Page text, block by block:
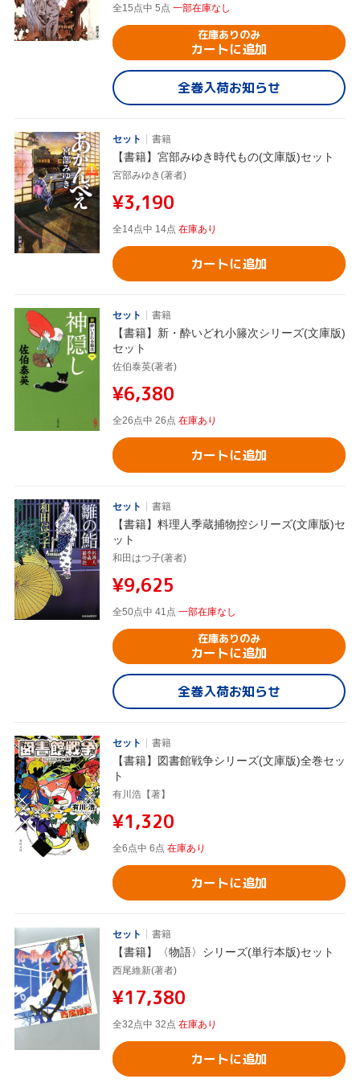
全15点中 5点 一部在庫なし
在庫ありのみ
カートに追加
全巻入荷お知らせ
セット 書籍
【書籍】宮部みゆき時代もの(文庫版)セット
宮部みゆき(著者)
¥3,190
全14点中 14点 在庫あり
カートに追加
セット 書籍
【書籍】新・酔いどれ小籐次シリーズ(文庫版)
セット
佐伯泰英(著者)
¥6,380
全26点中 26点 在庫あり
カートに追加
セット 書籍
【書籍】料理人季蔵捕物控シリーズ(文庫版)セ
ット
和田はつ子(著者)
¥9,625
全50点中 41点 一部在庫なし
在庫ありのみ
カートに追加
全巻入荷お知らせ
セット 書籍
【書籍】図書館戦争シリーズ(文庫版)全巻セッ
ト
有川浩【著】
¥1,320
全6点中 6点 在庫あり
カートに追加
セット 書籍
【書籍】〈物語〉シリーズ(単行本版)セット
西尾維新(著者)
¥17,380
全32点中 32点 在庫あり
カートに追加